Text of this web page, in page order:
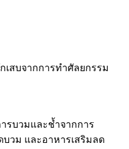
เสบจากการทำศัลยกรรม
รบวมและช้ำจากการ
วม และอาหารเสริมลด